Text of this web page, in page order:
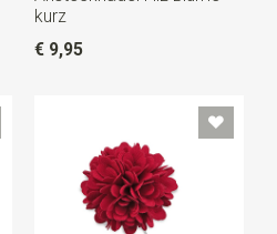
kurz
€ 9,95